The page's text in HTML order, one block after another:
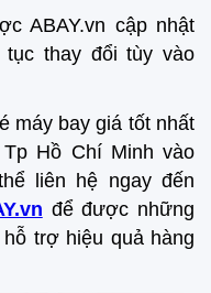
ABAY.vn cập nhật
tục thay đổi tùy vào
máy bay giá tốt nhất
Hồ Chí Minh vào
liên hệ ngay đến
để được những
trợ hiệu quả hàng